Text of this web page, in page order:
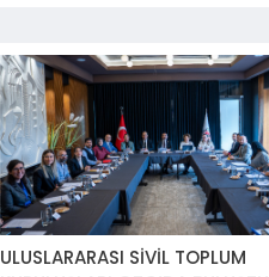
ULUSLARARASI SİVİL TOPLUM